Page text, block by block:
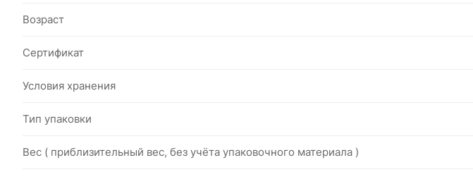
Возраст
Сертификат
Условия хранения
Тип упаковки
Вес ( приблизительный вес, без учёта упаковочного материала )